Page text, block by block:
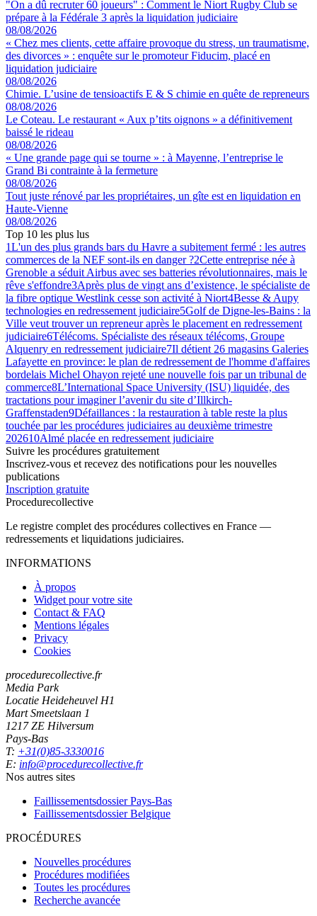
"On a dû recruter 60 joueurs" : Comment le Niort Rugby Club se
prépare à la Fédérale 3 après la liquidation judiciaire
08/08/2026
« Chez mes clients, cette affaire provoque du stress, un traumatisme,
des divorces » : enquête sur le promoteur Fiducim, placé en
liquidation judiciaire
08/08/2026
Chimie. L’usine de tensioactifs E & S chimie en quête de repreneurs
08/08/2026
Le Coteau. Le restaurant « Aux p’tits oignons » a définitivement
baissé le rideau
08/08/2026
« Une grande page qui se tourne » : à Mayenne, l’entreprise le
Grand Bi contrainte à la fermeture
08/08/2026
Tout juste rénové par les propriétaires, un gîte est en liquidation en
Haute-Vienne
08/08/2026
Top 10 les plus lus
1L'un des plus grands bars du Havre a subitement fermé : les autres
commerces de la NEF sont-ils en danger ?2Cette entreprise née à
Grenoble a séduit Airbus avec ses batteries révolutionnaires, mais le
rêve s'effondre3Après plus de vingt ans d’existence, le spécialiste de
la fibre optique Westlink cesse son activité à Niort4Besse & Aupy
technologies en redressement judiciaire5Golf de Digne-les-Bains : la
Ville veut trouver un repreneur après le placement en redressement
judiciaire6Télécoms. Spécialiste des réseaux télécoms, Groupe
Alquenry en redressement judiciaire7Il détient 26 magasins Galeries
Lafayette en province: le plan de redressement de l'homme d'affaires
bordelais Michel Ohayon rejeté une nouvelle fois par un tribunal de
commerce8L’International Space University (ISU) liquidée, des
tractations pour imaginer l’avenir du site d’Illkirch-
Graffenstaden9Défaillances : la restauration à table reste la plus
touchée par les procédures judiciaires au deuxième trimestre
202610Almé placée en redressement judiciaire
Suivre les procédures gratuitement
Inscrivez-vous et recevez des notifications pour les nouvelles
publications
Inscription gratuite
Procedurecollective
Le registre complet des procédures collectives en France —
redressements et liquidations judiciaires.
INFORMATIONS
À propos
Widget pour votre site
Contact & FAQ
Mentions légales
Privacy
Cookies
procedurecollective.fr
Media Park
Locatie Heideheuvel H1
Mart Smeetslaan 1
1217 ZE Hilversum
Pays-Bas
T: +31(0)85-3330016
E: info@procedurecollective.fr
Nos autres sites
Faillissementsdossier Pays-Bas
Faillissementsdossier Belgique
PROCÉDURES
Nouvelles procédures
Procédures modifiées
Toutes les procédures
Recherche avancée